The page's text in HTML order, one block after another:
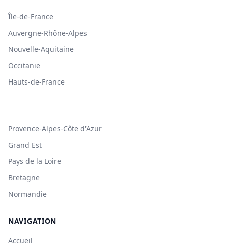
Île-de-France
Auvergne-Rhône-Alpes
Nouvelle-Aquitaine
Occitanie
Hauts-de-France
Provence-Alpes-Côte d'Azur
Grand Est
Pays de la Loire
Bretagne
Normandie
NAVIGATION
Accueil